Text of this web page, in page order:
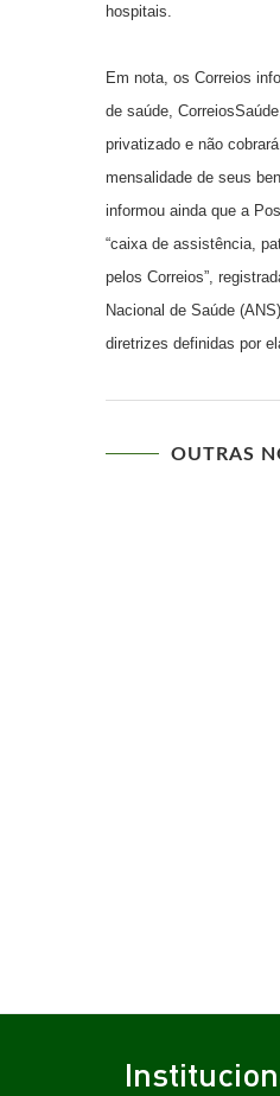
hospitais.
Em nota, os Correios
de saúde,
privatizado e não
mensalidade de seus
informou ainda que a
“caixa de assistência,
pelos Correios”,
Nacional de Saúde
diretrizes definidas por
OUTRAS